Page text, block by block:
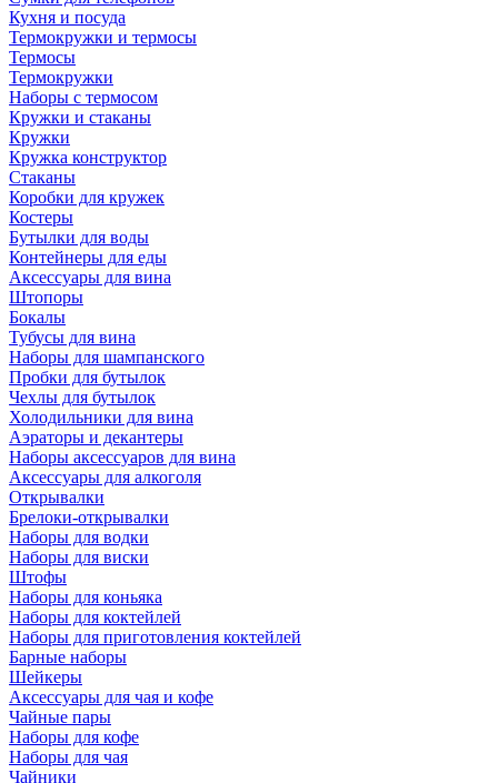
Кухня и посуда
Термокружки и термосы
Термосы
Термокружки
Наборы с термосом
Кружки и стаканы
Кружки
Кружка конструктор
Стаканы
Коробки для кружек
Костеры
Бутылки для воды
Контейнеры для еды
Аксессуары для вина
Штопоры
Бокалы
Тубусы для вина
Наборы для шампанского
Пробки для бутылок
Чехлы для бутылок
Холодильники для вина
Аэраторы и декантеры
Наборы аксессуаров для вина
Аксессуары для алкоголя
Открывалки
Брелоки-открывалки
Наборы для водки
Наборы для виски
Штофы
Наборы для коньяка
Наборы для коктейлей
Наборы для приготовления коктейлей
Барные наборы
Шейкеры
Аксессуары для чая и кофе
Чайные пары
Наборы для кофе
Наборы для чая
Чайники